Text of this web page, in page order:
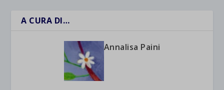
A CURA DI…
Annalisa Paini